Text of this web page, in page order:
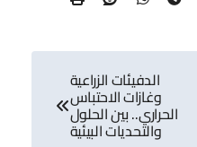
الدفيئات الزراعية
وغازات الاحتباس
الحراري.. بين الحلول
والتحديات البيئية